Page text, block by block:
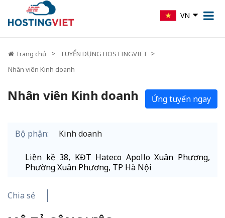
VN
Trang chủ
TUYỂN DỤNG HOSTINGVIET
Nhân viên Kinh doanh
Nhân viên Kinh doanh Ứng tuyển ngay
Bộ phận: Kinh doanh
Liền kề 38, KĐT Hateco Apollo Xuân Phương,
Phường Xuân Phương, TP Hà Nội
Chia sẻ